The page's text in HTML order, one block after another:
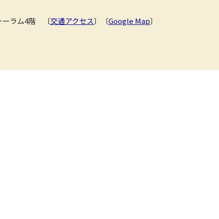
ーラム4階 〔交通アクセス〕〔Google Map〕